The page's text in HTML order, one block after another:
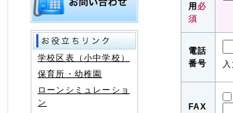
用必
須
電話
番号
FAX
学校区表（小中学校）
保育所・幼稚園
ローンシミュレーショ
ン